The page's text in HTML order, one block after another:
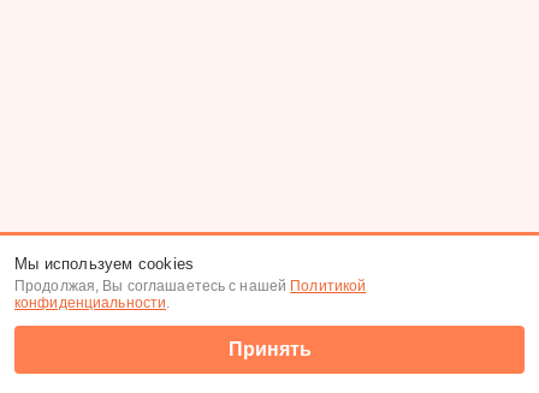
Мы используем cookies
Продолжая, Вы соглашаетесь с нашей Политикой
конфиденциальности.
Принять